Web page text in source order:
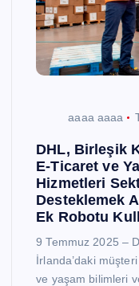
aaaa aaaa
DHL, Birleşik
E-Ticaret ve
Hizmetleri
Desteklemek
Ek Robotu
9 Temmuz 2025 –
İrlanda’daki
ve yaşam bilimleri